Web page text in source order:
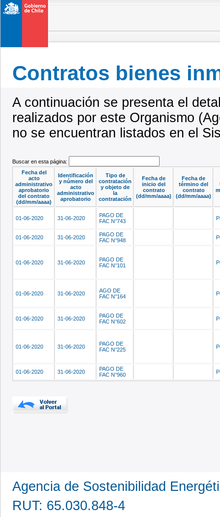
Contratos bienes
A continuación se presenta el
realizados por este Organismo
no se encuentran listados en el
Buscar en esta página:
Fecha del
acto
administrativo
aprobatorio
del contrato
(dd/mm/aaaa)
Identificación
y número del
acto
administrativo
aprobatorio
Tipo de
contratación
y objeto de
la
contratación
Fecha de
inicio del
contrato
(dd/mm/aaaa)
Fecha de
término del
contrato
(dd/mm/aaaa)
01-06-2020 31-06-2020
PAGO DE
FAC N°743
01-06-2020 31-06-2020
PAGO DE
FAC N°948
01-06-2020 31-06-2020
PAGO DE
FAC N°101
01-06-2020 31-06-2020
AGO DE
FAC N°164
01-06-2020 31-06-2020
PAGO DE
FAC N°602
01-06-2020 31-06-2020
PAGO DE
FAC N°225
01-06-2020 31-06-2020
PAGO DE
FAC N°960
Agencia de Sostenibilidad
RUT: 65.030.848-4